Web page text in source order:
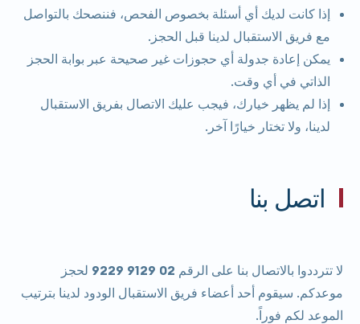
إذا كانت لديك أي أسئلة بخصوص الفحص، فننصحك بالتواصل
مع فريق الاستقبال لدينا قبل الحجز.
يمكن إعادة جدولة أي حجوزات غير صحيحة عبر بوابة الحجز
الذاتي في أي وقت.
إذا لم يظهر خيارك، فيجب عليك الاتصال بفريق الاستقبال
لدينا، ولا تختار خيارًا آخر.
اتصل بنا
لا تترددوا بالاتصال بنا على الرقم 02 9129 9229
لحجز
موعدكم. سيقوم أحد أعضاء فريق الاستقبال الودود لدينا بترتيب
الموعد لكم فوراً.